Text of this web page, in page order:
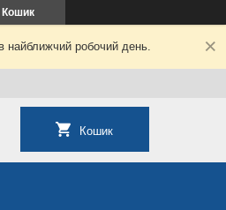
Кошик
найближчий робочий день.
Кошик